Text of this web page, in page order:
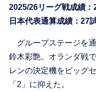
2025/26リーグ戦成績：
日本代表通算成績：27
グループステージを
鈴木彩艶。オランダ戦
レンの決定機をビッグ
「2」に抑えた。